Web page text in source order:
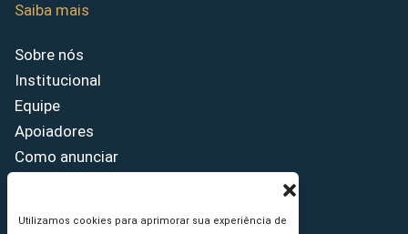
Utilizamos cookies para aprimorar sua experiência de
Saiba mais
Sobre nós
Institucional
Equipe
Apoiadores
Como anunciar